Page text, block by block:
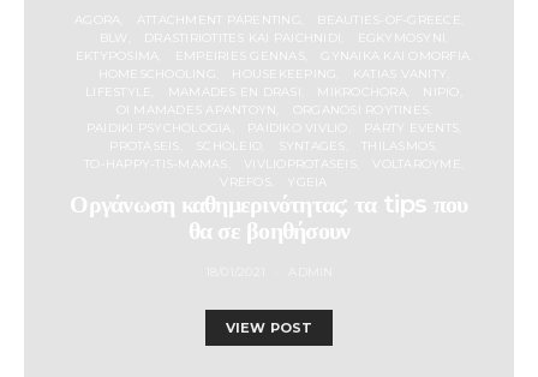
AGORA ATTACHMENT PARENTING
BEAUTIES-OF-GREECE
BLW
DRASTIRIOTITES KAI PAICHNIDI
EGKYMOSYNI
EKTYPOSIMA
EMPEIRIES GENNAS
GYNAIKA KAI OMORFIA
HOMESCHOOLING
HOUSEKEEPING
KATIAS VANITY
LIFESTYLE
MAMADES EN DRASI MIKROCHORA
NIPIO
OI MAMADES APANTOYN
ORGANOSI ROYTINES
PAIDIKI PSYCHOLOGIA
PAIDIKO VIVLIO
PARTY EVENTS
PROTASEIS
SYNTAGES
THILASMOS
TO-HAPPY-TIS-MAMAS
VIVLIOPROTASEIS
VOLTAROYME
VREFOS
YGEIA
Οργάνωση καθημερινότητας: τα tips που
θα σε βοηθήσουν
VIEW POST